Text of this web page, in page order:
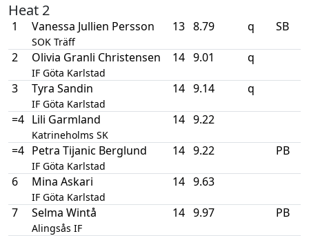
Heat 2
1 Vanessa Jullien Persson
SOK Träff
13 8.79 q SB
2 Olivia Granli Christensen
IF Göta Karlstad
14 9.01 q
3 Tyra Sandin
IF Göta Karlstad
14 9.14 q
=4 Lili Garmland
Katrineholms SK
14 9.22
=4 Petra Tijanic Berglund
IF Göta Karlstad
14 9.22 PB
6 Mina Askari
IF Göta Karlstad
14 9.63
7 Selma Wintå
Alingsås IF
14 9.97 PB